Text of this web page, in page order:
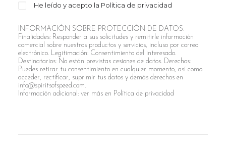
He leído y acepto la Política de privacidad
INFORMACIÓN SOBRE PROTECCIÓN DE DATOS.
Finalidades: Responder a sus solicitudes y remitirle información
comercial sobre nuestros productos y servicios, incluso por correo
electrónico. Legitimación: Consentimiento del interesado.
Destinatarios: No están previstas cesiones de datos. Derechos:
Puedes retirar tu consentimiento en cualquier momento, así como
acceder, rectificar, suprimir tus datos y demás derechos en
info@spiritsofspeed.com.
Información adicional: ver más en Política de privacidad